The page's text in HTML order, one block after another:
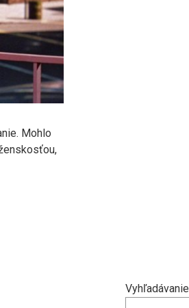
Mohlo
Vyhľadávanie